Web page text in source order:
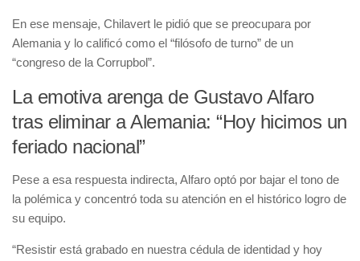
En ese mensaje, Chilavert le pidió que se preocupara por
Alemania y lo calificó como el “filósofo de turno” de un
“congreso de la Corrupbol”.
La emotiva arenga de Gustavo Alfaro
tras eliminar a Alemania: “Hoy hicimos un
feriado nacional”
Pese a esa respuesta indirecta, Alfaro optó por bajar el tono de
la polémica y concentró toda su atención en el histórico logro de
su equipo.
“Resistir está grabado en nuestra cédula de identidad y hoy